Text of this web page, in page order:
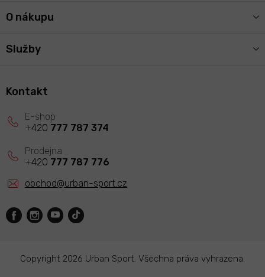
O nákupu
Služby
Kontakt
obchod@urban-sport.cz
+420 777 787 374
+420 777 787 776
Copyright 2026 Urban Sport. Všechna práva vyhrazena.